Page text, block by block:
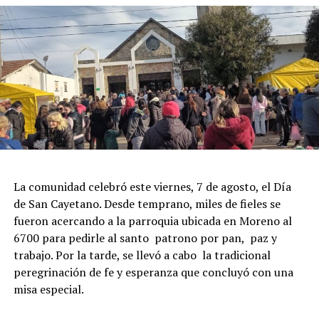
La comunidad celebró este viernes, 7 de agosto, el Día
de San Cayetano. Desde temprano, miles de fieles se
fueron acercando a la parroquia ubicada en Moreno al
6700 para pedirle al santo patrono por pan, paz y
trabajo. Por la tarde, se llevó a cabo la tradicional
peregrinación de fe y esperanza que concluyó con una
misa especial.